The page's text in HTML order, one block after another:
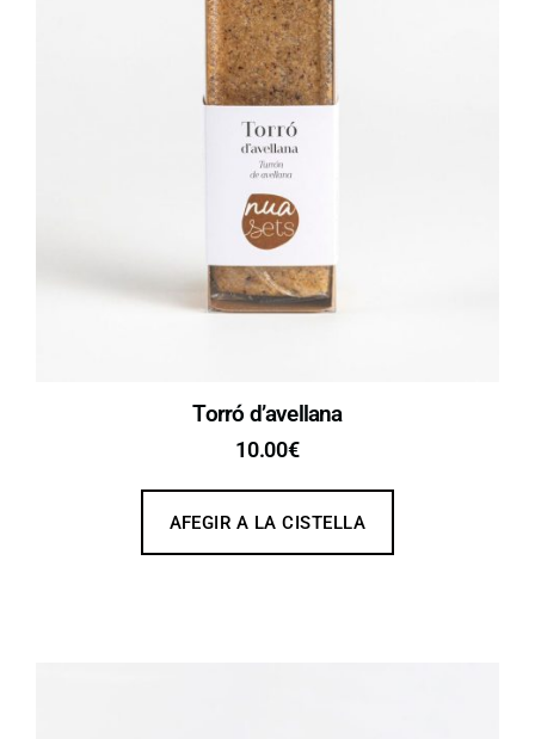
Torró d’avellana
10.00€
AFEGIR A LA CISTELLA